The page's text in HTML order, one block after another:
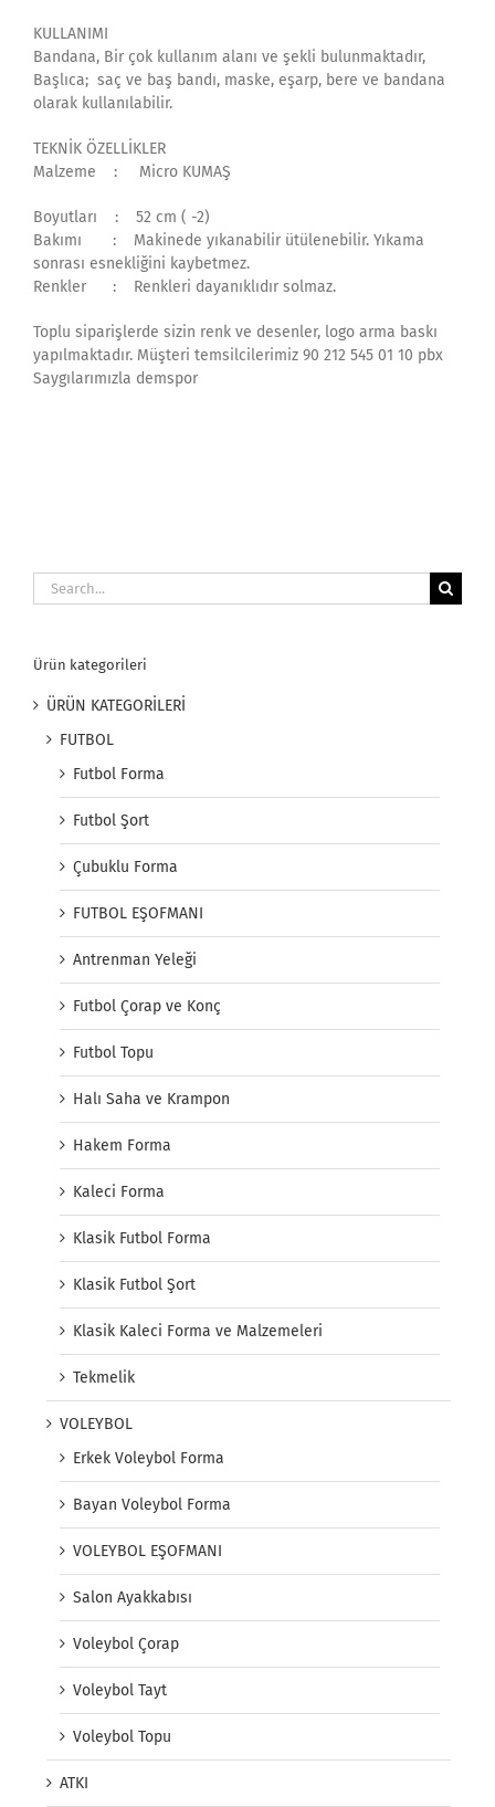
KULLANIMI
Bandana, Bir çok kullanım alanı ve şekli bulunmaktadır,
Başlıca; saç ve baş bandı, maske, eşarp, bere ve bandana
olarak kullanılabilir.
TEKNİK ÖZELLİKLER
Malzeme : Micro KUMAŞ
Boyutları : 52 cm ( -2)
Bakımı : Makinede yıkanabilir ütülenebilir. Yıkama
sonrası esnekliğini kaybetmez.
Renkler : Renkleri dayanıklıdır solmaz.
Toplu siparişlerde sizin renk ve desenler, logo arma baskı
yapılmaktadır. Müşteri temsilcilerimiz 90 212 545 01 10 pbx
Saygılarımızla demspor
Search
for:
Ürün kategorileri
ÜRÜN KATEGORİLERİ
FUTBOL
Futbol Forma
Futbol Şort
Çubuklu Forma
FUTBOL EŞOFMANI
Antrenman Yeleği
Futbol Çorap ve Konç
Futbol Topu
Halı Saha ve Krampon
Hakem Forma
Kaleci Forma
Klasik Futbol Forma
Klasik Futbol Şort
Klasik Kaleci Forma ve Malzemeleri
Tekmelik
VOLEYBOL
Erkek Voleybol Forma
Bayan Voleybol Forma
VOLEYBOL EŞOFMANI
Salon Ayakkabısı
Voleybol Çorap
Voleybol Tayt
Voleybol Topu
ATKI